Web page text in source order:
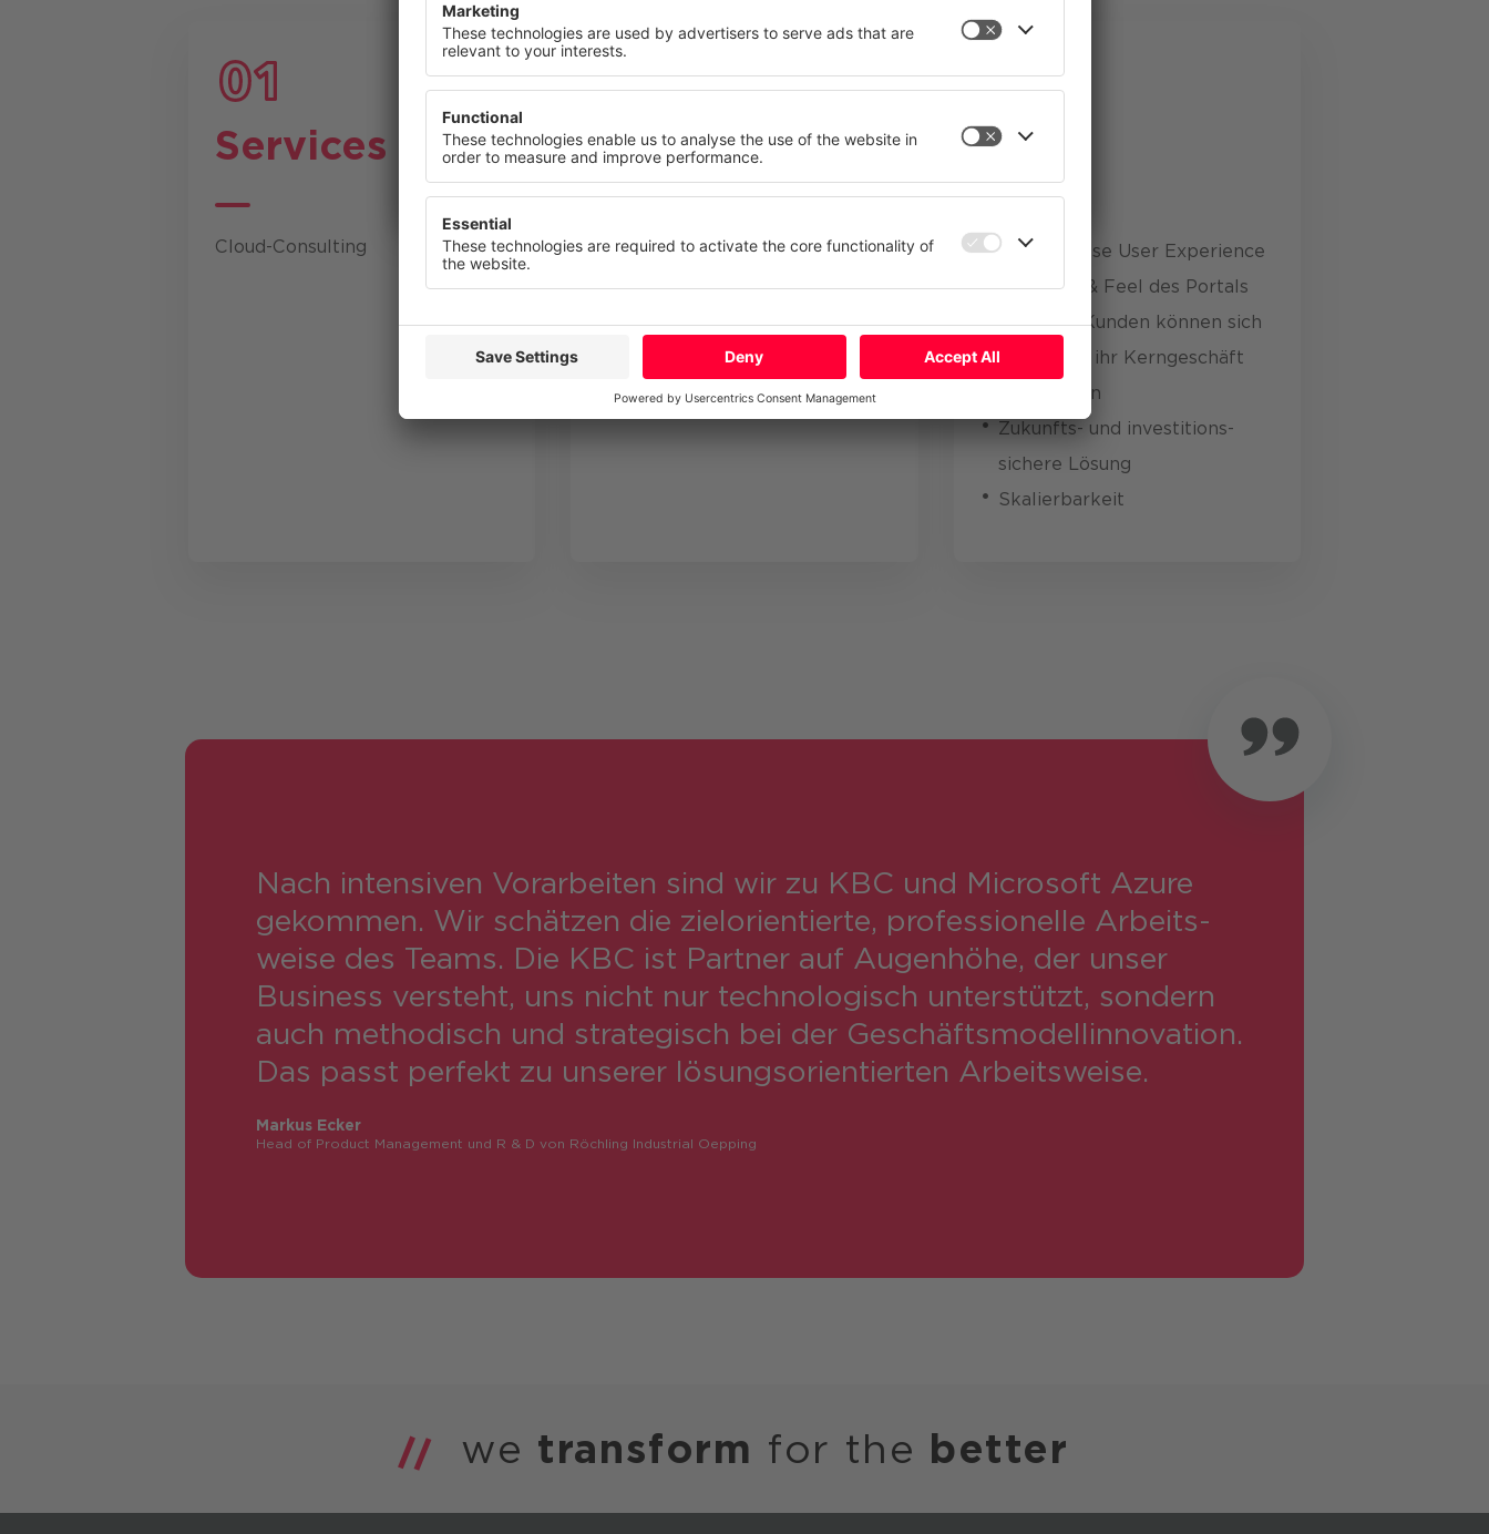
Services
Cloud-Consulting
Technologie
Framework „Smart Product"
Microsoft Azure
Value
Zeitgemässe User Experience
und Look & Feel des Portals
Röchling-Kunden können sich
weiter auf ihr Kern­geschäft
fokussieren
Zukunfts- und investitions­
sichere Lösung
Skalierbarkeit
Nach intensiven Vorarbeiten sind wir zu KBC und Microsoft Azure
gekommen. Wir schätzen die zielorientierte, professionelle Arbeits­
weise des Teams. Die KBC ist Partner auf Augenhöhe, der unser
Business versteht, uns nicht nur techno­logisch unterstützt, sondern
auch methodisch und strategisch bei der Geschäfts­modell­innovation.
Das passt perfekt zu unserer lösungs­orientierten Arbeits­weise.
Markus Ecker
Head of Product Management und R & D von Röchling Industrial Oepping
we transform for the better
Diese Website verwendet Cookies und ähnliche Technologien, um unsere Dienste
anzubieten, stetig zu verbessern und Werbung entsprechend Ihrer Interessen
anzuzeigen. Ihre Einwilligung können Sie jederzeit mit Wirkung für die Zukunft
DatenschutzImpressum
Mehr Ablehnen